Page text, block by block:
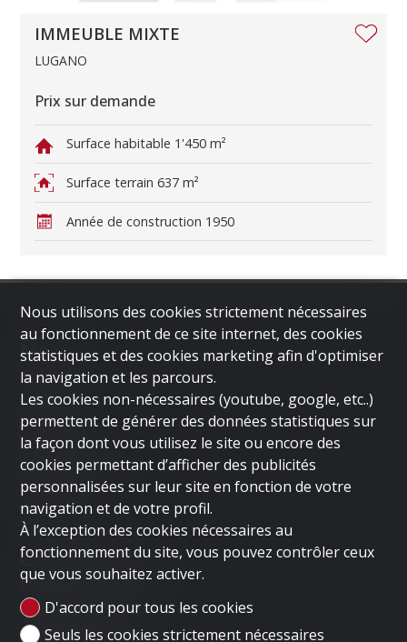
IMMEUBLE MIXTE
LUGANO
Prix sur demande
Surface habitable 1'450 m²
Surface terrain 637 m²
Année de construction 1950
Menu
ACCUEIL
LUGANO
DUBAI
LONDON
VENDRE UN BIEN
SOCIÉTÉ
CONTACT
Contactez-nous
LUGANO HOME SAGL
Via Nassa 3b
6900 Lugano
Nous utilisons des cookies strictement nécessaires
au fonctionnement de ce site internet, des cookies
statistiques et des cookies marketing afin d'optimiser
la navigation et les parcours.
Les cookies non-nécessaires (youtube, google, etc..)
permettent de générer des données statistiques sur
la façon dont vous utilisez le site ou encore des
cookies permettant d’afficher des publicités
personnalisées sur leur site en fonction de votre
navigation et de votre profil.
À l’exception des cookies nécessaires au
fonctionnement du site, vous pouvez contrôler ceux
que vous souhaitez activer.
D'accord pour tous les cookies
Seuls les cookies strictement nécessaires